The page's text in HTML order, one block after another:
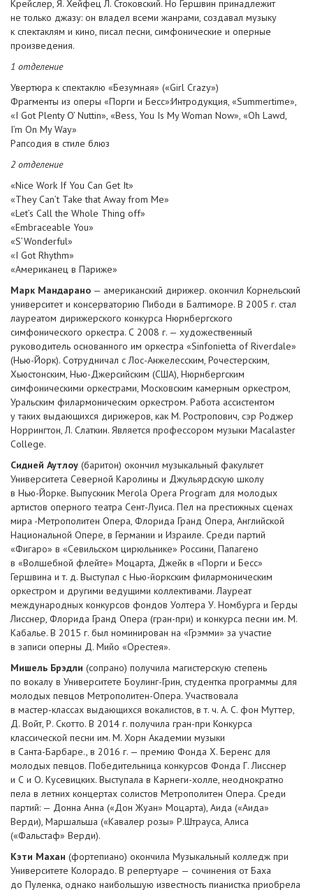
Крейслер, Я. Хейфец Л. Стоковский. Но Гершвин принадлежит
не только джазу: он владел всеми жанрами, создавал музыку
к спектаклям и кино, писал песни, симфонические и оперные
произведения.
1 отделение
Увертюра к спектаклю «Безумная» («Girl Crazy»)
Фрагменты из оперы «Порги и Бесс»:Интродукция, «Summertime»,
«I Got Plenty O’ Nuttin», «Bess, You Is My Woman Now», «Oh Lawd,
I’m On My Way»
Рапсодия в стиле блюз
2 отделение
«Nice Work If You Can Get It»
«They Can’t Take that Away from Me»
«Let’s Сall the Whole Thing off»
«Embraceable You»
«S’Wonderful»
«I Got Rhythm»
«Американец в Париже»
Марк Мандарано — американский дирижер. окончил Корнельский
университет и консерваторию Пибоди в Балтиморе. В 2005 г. стал
лауреатом дирижерского конкурса Нюрнбергского
симфонического оркестра. С 2008 г. — художественный
руководитель основанного им оркестра «Sinfonietta of Riverdale»
(Нью-Йорк). Сотрудничал сЛос-Анжелесским, Рочестерским,
Хьюстонским, Нью-Джерсийским (США), Нюрнбергским
симфоническими оркестрами, Московским камерным оркестром,
Уральским филармоническим оркестром. Работа ассистентом
у таких выдающихся дирижеров, как М. Ростропович, сэр Роджер
Норрингтон, Л. Слаткин. Является профессором музыки Macalaster
College.
Сидней Аутлоу (баритон) окончил музыкальный факультет
Университета Северной Каролины и Джульярдскую школу
в Нью-Йорке. Выпускник Merola Opera Program для молодых
артистов оперного театра Сент-Луиса. Пел на престижных сценах
мира -Метрополитен Опера, Флорида Гранд Опера, Английской
Национальной Опере, в Германии и Израиле. Среди партий
«Фигаро» в «Севильском цирюльнике» Россини, Папагено
в «Волшебной флейте» Моцарта, Джейк в «Порги и Бесс»
Гершвина и т. д. Выступал с Нью-йоркским филармоническим
оркестром и другими ведущими коллективами. Лауреат
международных конкурсов фондов Уолтера У. Номбурга и Герды
Лисснер, Флорида Гранд Опера (гран-при) и конкурса песни им. М.
Кабалье. В 2015 г. был номинирован на «Грэмми» за участие
в записи оперны Д. Мийо «Орестея».
Мишель Брэдли (сопрано) получила магистерскую степень
по вокалу в Университете Боулинг-Грин, студентка программы для
молодых певцов Метрополитен-Опера. Участвовала
в мастер-классах выдающихся вокалистов, в т. ч. А. С. фон Муттер,
Д. Войт, Р. Скотто. В 2014 г. получила гран-при Конкурса
классической песни им. М. Хорн Академии музыки
в Санта-Барбаре., в 2016 г. — премию Фонда Х. Беренс для
молодых певцов. Победительница конкурсов Фонда Г. Лисснер
и С и О. Кусевицких. Выступала в Карнеги-холле, неоднократно
пела в летних концертах солистов Метрополитен Опера. Среди
партий: — Донна Анна («Дон Жуан» Моцарта), Аида («Аида»
Верди), Маршальша («Кавалер розы» Р.Штрауса, Алиса
(«Фальстаф» Верди).
Кэти Махан (фортепиано) окончила Музыкальный колледж при
Университете Колорадо. В репертуаре — сочинения от Баха
до Пуленка, однако наибольшую известность пианистка приобрела